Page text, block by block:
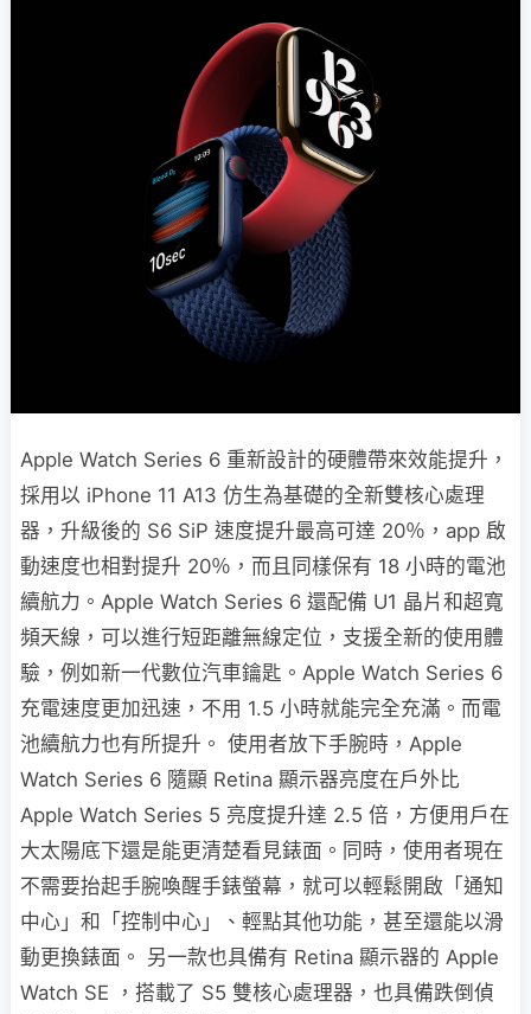
Apple Watch Series 6 重新設計的硬體帶來效能提升，
採用以 iPhone 11 A13 仿生為基礎的全新雙核心處理
器，升級後的 S6 SiP 速度提升最高可達 20％，app 啟
動速度也相對提升 20％，而且同樣保有 18 小時的電池
續航力。Apple Watch Series 6 還配備 U1 晶片和超寬
頻天線，可以進行短距離無線定位，支援全新的使用體
驗，例如新一代數位汽車鑰匙。Apple Watch Series 6
充電速度更加迅速，不用 1.5 小時就能完全充滿。而電
池續航力也有所提升。 使用者放下手腕時，Apple
Watch Series 6 隨顯 Retina 顯示器亮度在戶外比
Apple Watch Series 5 亮度提升達 2.5 倍，方便用戶在
大太陽底下還是能更清楚看見錶面。同時，使用者現在
不需要抬起手腕喚醒手錶螢幕，就可以輕鬆開啟「通知
中心」和「控制中心」、輕點其他功能，甚至還能以滑
動更換錶面。 另一款也具備有 Retina 顯示器的 Apple
Watch SE ，搭載了 S5 雙核心處理器，也具備跌倒偵